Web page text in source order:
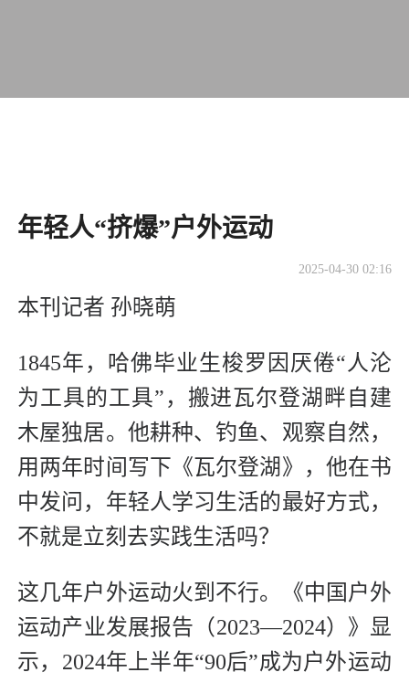
​年轻人“挤爆”户外运动
2025-04-30 02:16
本刊记者 孙晓萌
1845年，哈佛毕业生梭罗因厌倦“人沦
为工具的工具”，搬进瓦尔登湖畔自建
木屋独居。他耕种、钓鱼、观察自然，
用两年时间写下《瓦尔登湖》，他在书
中发问，年轻人学习生活的最好方式，
不就是立刻去实践生活吗？
这几年户外运动火到不行。《中国户外
运动产业发展报告（2023—2024）》显
示，2024年上半年“90后”成为户外运动